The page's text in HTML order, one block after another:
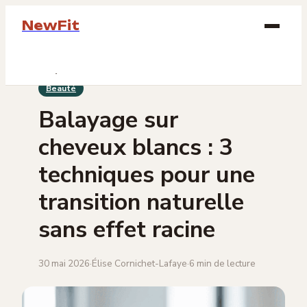
NewFit
Beauté
Bijoux
Mode
Lifestyle
Beauté
Balayage sur
cheveux blancs : 3
techniques pour une
transition naturelle
sans effet racine
30 mai 2026·Élise Cornichet-Lafaye·6 min de lecture